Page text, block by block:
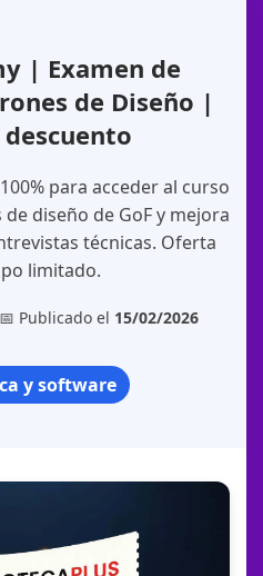
| Examen de
de Diseño |
descuento
para acceder al curso
diseño de GoF y mejora
técnicas. Oferta
limitado.
Publicado el 15/02/2026
y software